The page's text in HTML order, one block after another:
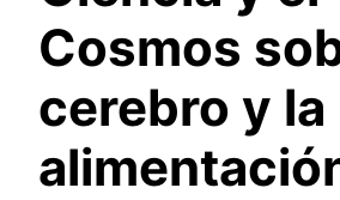
Cosmos
cerebro y la